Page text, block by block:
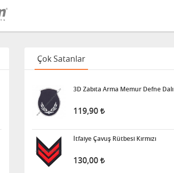
Çok Satanlar
3D Zabıta Arma Memur Defne Dalı
119,90
İtfaiye Çavuş Rütbesi Kırmızı
130,00